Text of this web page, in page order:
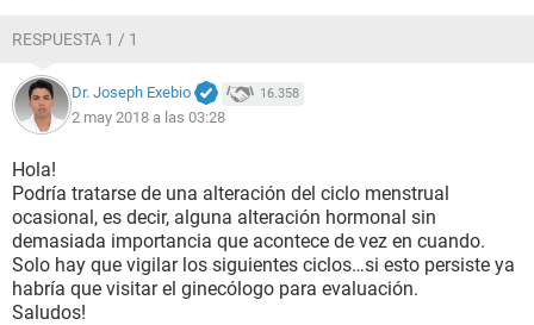
RESPUESTA 1 / 1
Dr. Joseph Exebio 16.358
2 may 2018 a las 03:28
Hola!
Podría tratarse de una alteración del ciclo menstrual
ocasional, es decir, alguna alteración hormonal sin
demasiada importancia que acontece de vez en cuando.
Solo hay que vigilar los siguientes ciclos…si esto persiste ya
habría que visitar el ginecólogo para evaluación.
Saludos!